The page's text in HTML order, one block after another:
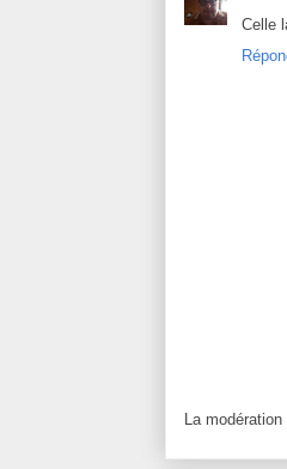
Celle
La